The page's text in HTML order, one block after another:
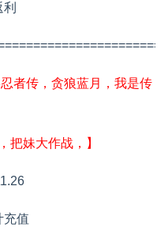
者传，贪狼蓝月，我是传
把妹大作战，】
充值